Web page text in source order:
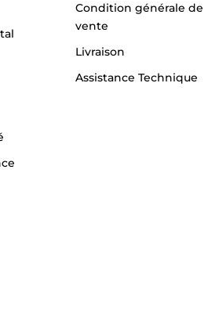
Condition générale de
vente
Livraison
Assistance Technique